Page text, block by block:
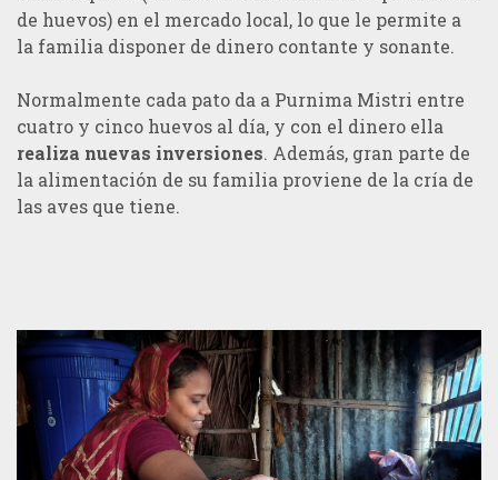
de huevos) en el mercado local, lo que le permite a
la familia disponer de dinero contante y sonante.
Normalmente cada pato da a Purnima Mistri entre
cuatro y cinco huevos al día, y con el dinero ella
realiza nuevas inversiones. Además, gran parte de
la alimentación de su familia proviene de la cría de
las aves que tiene.